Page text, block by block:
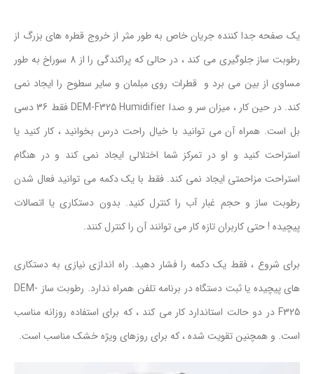
یک صفحه جدا کننده جریان خاص به طور مثر از خروج قطره های بزرگ از
رطوبت ساز جلوگیری می کند ، در حالی که پراکندگی را از 8 سوراخ به طور
مساوی از بین می برد و قطرات روی مبلمان و سایر سطوح را ایجاد نمی
کند. در حین کار ، میزان سر و صدا DEM-F325 Humidifier فقط 36 دسی
بل است. همراه آن می توانید با خیال راحت درس بخوانید ، کار کنید یا
استراحت کنید و او در تمرکز شما اختلالی ایجاد نمی کند و در هنگام
استراحت مزاحمتی ایجاد نمی کند. فقط با یک دکمه می توانید فعال شدن
رطوبت ساز و حجم غبار آب را کنترل کنید. بدون دستکاری یا اتصالات
پیچیده ! حتی کاربران تازه کار می توانند آن را کنترل کنند.
برای شروع ، فقط یک دکمه را فشار دهید. راه اندازی نیازی به دستکاری
های پیچیده یا ثبت دستگاه در برنامه تلفن همراه ندارد. رطوبت ساز DEM-
F325 در دو حالت استاندارد کار می کند ، که برای استفاده روزانه مناسب
است. و همچنین تقویت شده ، که برای روزهای ویژه خشک مناسب است.